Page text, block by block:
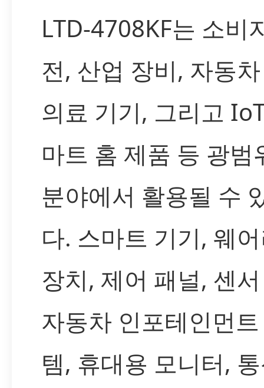
LTD-4708KF는 소비
전, 산업 장비, 자동
의료 기기, 그리고
마트 홈 제품 등 광범
분야에서 활용될 수
다. 스마트 기기, 웨
장치, 제어 패널, 센
자동차 인포테인먼
템, 휴대용 모니터,